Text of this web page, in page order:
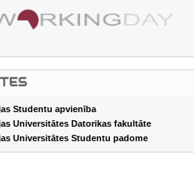
Studentu apvienība
Universitātes Datorikas fakultāte
Universitātes Studentu padome